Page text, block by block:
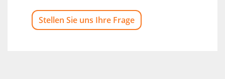
Stellen Sie uns Ihre Frage